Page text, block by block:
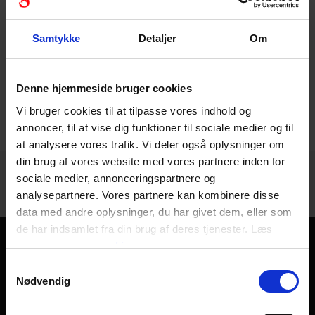
Samtykke Detaljer Om
Denne hjemmeside bruger cookies
Vi bruger cookies til at tilpasse vores indhold og
annoncer, til at vise dig funktioner til sociale medier og til
at analysere vores trafik. Vi deler også oplysninger om
din brug af vores website med vores partnere inden for
sociale medier, annonceringspartnere og
analysepartnere. Vores partnere kan kombinere disse
data med andre oplysninger, du har givet dem, eller som
de har indsamlet fra din brug af deres tjenester. Læs
mere omvores cookies
Nødvendig
Bærbar high-end
spotlight, der leverer...
1 - 7 af
Stennevad sælger flere slags lommelygter, heriblandt